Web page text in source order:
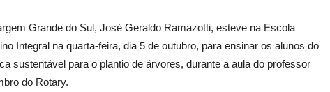
Grande do Sul, José Geraldo Ramazotti, esteve na Escola
Integral na quarta-feira, dia 5 de outubro, para ensinar os alunos do
sustentável para o plantio de árvores, durante a aula do professor
do Rotary.